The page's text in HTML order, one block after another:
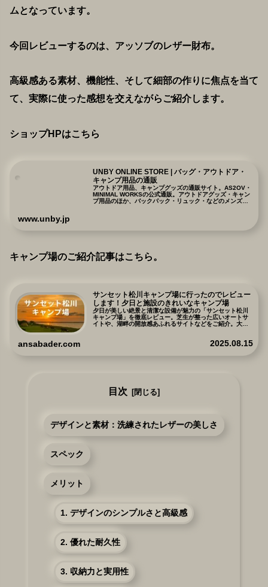
ムとなっています。
今回レビューするのは、アッソブのレザー財布。
高級感ある素材、機能性、そして細部の作りに焦点を当て
て、実際に使った感想を交えながらご紹介します。
ショップHPはこちら
UNBY ONLINE STORE | バッグ・アウトドア・
キャンプ用品の通販
アウトドア用品、キャンプグッズの通販サイト。AS2OV・
MINIMAL WORKSの公式通販。アウトドアグッズ・キャン
プ用品のほか、バックパック・リュック・などのメンズバ
www.unby.jp
キャンプ場のご紹介記事はこちら。
サンセット松川キャンプ場に行ったのでレビュー
します！夕日と施設のきれいなキャンプ場
夕日が美しい絶景と清潔な設備が魅力の「サンセット松川
キャンプ場」を徹底レビュー。芝生が整った広いオートサ
イトや、湖畔の開放感あふれるサイトなどをご紹介。大人4
誰もが快適に過ごせるおすすめキャンプ場です。
ansabader.com 2025.08.15
目次
デザインと素材：洗練されたレザーの美しさ
スペック
メリット
1. デザインのシンプルさと高級感
2. 優れた耐久性
3. 収納力と実用性